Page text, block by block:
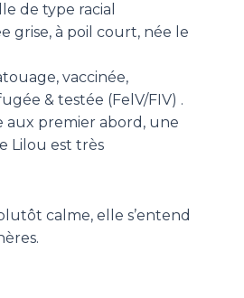
de type racial
grise, à poil court, née le
vaccinée,
& testée (FelV/FIV) .
aux premier abord, une
Lilou est très
calme, elle s’entend